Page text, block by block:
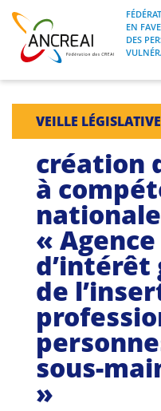
Skip
content
ANCREAI
EN
DES
À propos
Journées nationales
Formations
Projets Fédéraux
Espace emploi
Guides et outils
VEILLE LÉGISLATIVE
création
à
«
d’intérêt
de
sous-
»